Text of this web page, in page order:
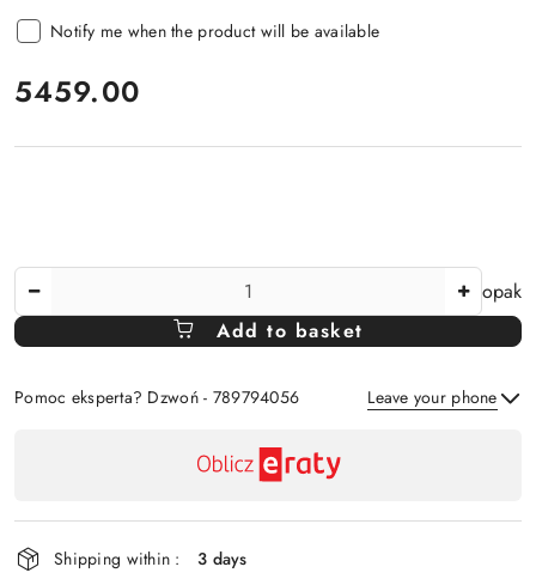
Notify me when the product will be available
price:
5459.00
Amount
Of
opak
Add to basket
Pomoc eksperta? Dzwoń - 789794056 Leave your phone
and
delivery
Shipping within :
3 days